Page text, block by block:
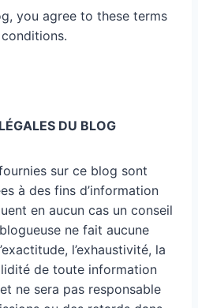
you agree to these terms
DU BLOG
sur ce blog sont
à des fins d’information
en aucun cas un conseil
ne fait aucune
l’exhaustivité, la
de toute information
ne sera pas responsable